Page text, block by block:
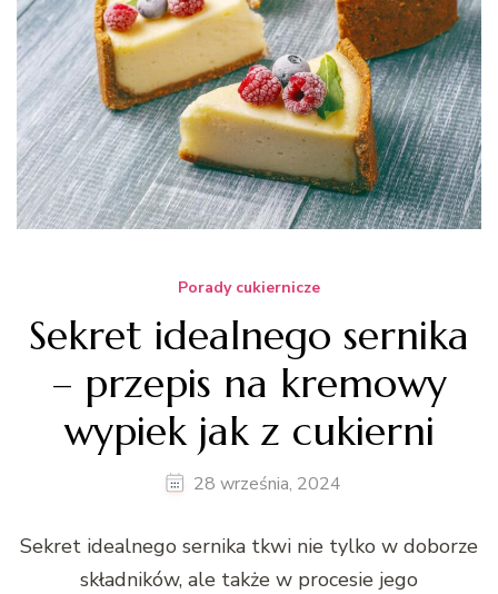
Porady cukiernicze
Sekret idealnego sernika
– przepis na kremowy
wypiek jak z cukierni
28 września, 2024
Sekret idealnego sernika tkwi nie tylko w doborze
składników, ale także w procesie jego